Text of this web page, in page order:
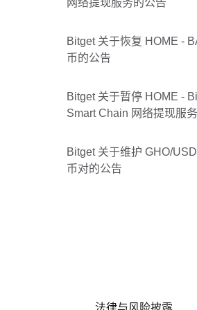
网络提现服务的公告
Bitget 关于恢复 HOME -
币的公告
Bitget 关于暂停 HOME -
Smart Chain 网络提
Bitget 关于维护 GHO/
币对的公告
法律与风险披露